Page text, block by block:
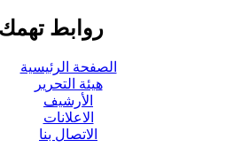
روابط تهمك
الصفحة الرئيسية
هيئة التحرير
الأرشيف
الاعلانات
الاتصال بنا